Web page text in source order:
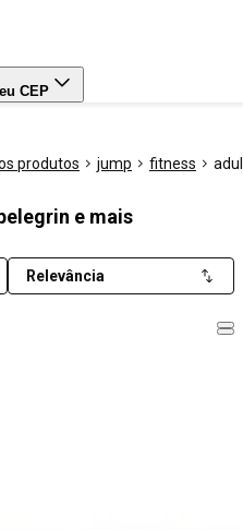
CEP
produtos jump fitness
e mais
Relevância